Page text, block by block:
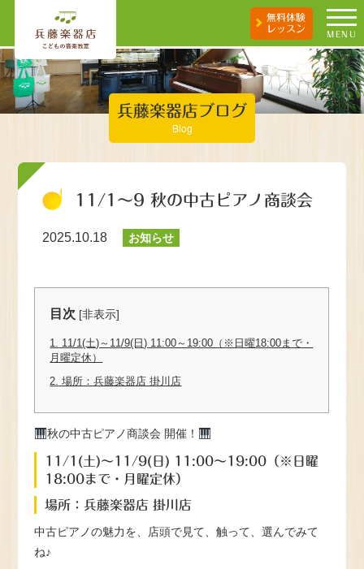
無料体験
レッスン
MENU
兵藤楽器店ブログ
Blog
11/1～9 秋の中古ピアノ商談会
2025.10.18 お知らせ
目次 [非表示]
1. 11/1(土)～11/9(日) 11:00～19:00（※日曜18:00まで・
月曜定休）
2. 場所：兵藤楽器店 掛川店
秋の中古ピアノ商談会 開催！
11/1(土)～11/9(日) 11:00～19:00（※日曜
18:00まで・月曜定休）
場所：兵藤楽器店 掛川店
中古ピアノの魅力を、店頭で見て、触って、選んでみて
ね♪